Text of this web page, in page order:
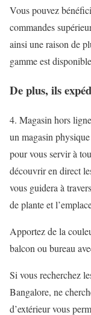
Vous pouvez
commandes
ainsi une raison de
gamme est
De plus, ils
4. Magasin hors
un magasin
pour vous servir à
découvrir en direct
vous guidera à
de plante et
Apportez de la
balcon ou bureau
Si vous recherchez
Bangalore, ne
d’extérieur vous